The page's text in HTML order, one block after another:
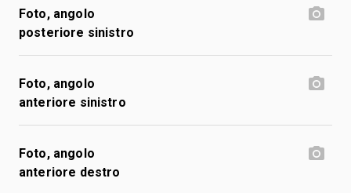
Foto, angolo
posteriore sinistro
Foto, angolo
anteriore sinistro
Foto, angolo
anteriore destro